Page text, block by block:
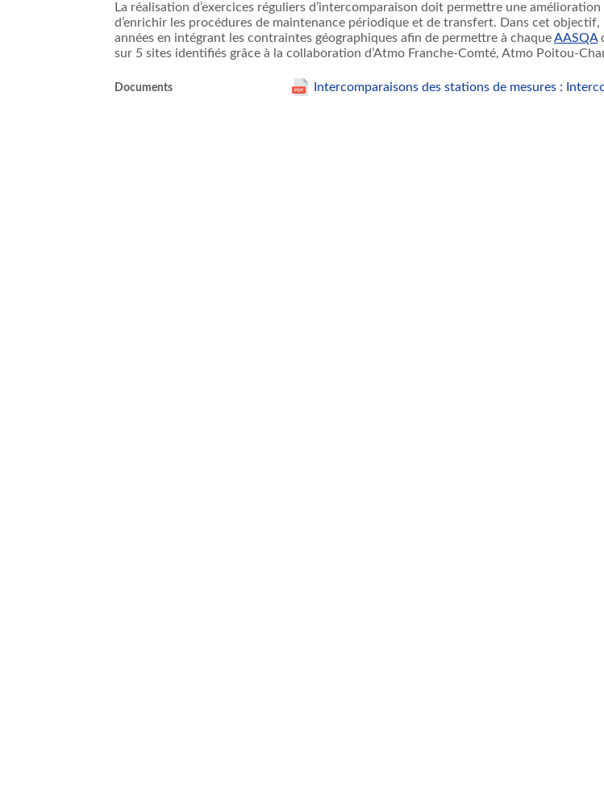
La réalisation d’exercices réguliers d’intercomparaison doit permettre une
d’enrichir les procédures de maintenance périodique et de transfert. Dans cet
années en intégrant les contraintes géographiques afin de permettre à chaqueAASQA
sur 5 sites identifiés grâce à la collaboration d’Atmo Franche-Comté, Atmo Poitou-
Documents Intercomparaisons des stations de mesures :